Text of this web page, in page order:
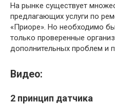
На рынке существует
предлагающих услуги по
«Приоре». Но необходимо
только проверенные
дополнительных проблем и
Видео:
2 принцип датчика